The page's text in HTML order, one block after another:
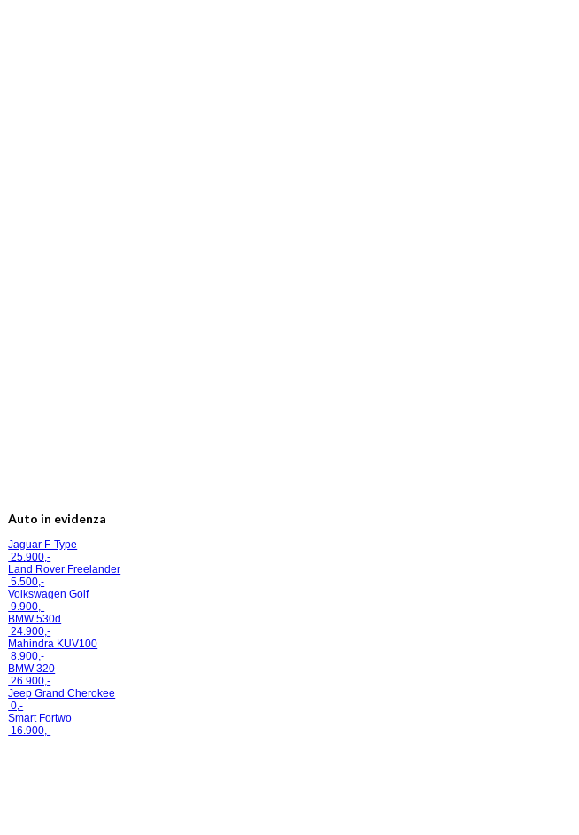
Auto in evidenza
Jaguar F-Type
25.900,-
Land Rover Freelander
5.500,-
Volkswagen Golf
9.900,-
BMW 530d
24.900,-
Mahindra KUV100
8.900,-
BMW 320
26.900,-
Jeep Grand Cherokee
0,-
Smart Fortwo
16.900,-